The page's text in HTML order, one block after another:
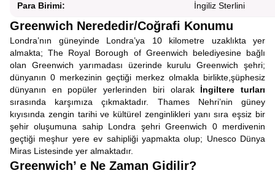
Para Birimi: İngiliz Sterlini
Greenwich Nerededir/Coğrafi Konumu
Londra’nın güneyinde Londra’ya 10 kilometre uzaklıkta yer
almakta; The Royal Borough of Greenwich belediyesine bağlı
olan Greenwich yarımadası üzerinde kurulu Greenwich şehri;
dünyanın 0 merkezinin geçtiği merkez olmakla birlikte,şüphesiz
dünyanın en popüler yerlerinden biri olarak İngiltere turları
sırasında karşımıza çıkmaktadır. Thames Nehri’nin güney
kıyısında zengin tarihi ve kültürel zenginlikleri yanı sıra eşsiz bir
şehir oluşumuna sahip Londra şehri Greenwich 0 merdivenin
geçtiği meşhur yere ev sahipliği yapmakta olup; Unesco Dünya
Miras Listesinde yer almaktadır.
Greenwich’ e Ne Zaman Gidilir?